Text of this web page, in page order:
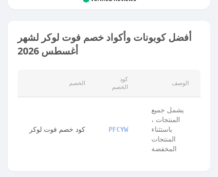
أفضل كوبونات وأكواد خصم فوت لوكر لشهر
أغسطس 2026
الخصم
كود
الخصم
الوصف
كود خصم فوت لوكر PFCYW
يشمل جميع
المنتجات ،
باستثناء
المنتجات
المخفضة